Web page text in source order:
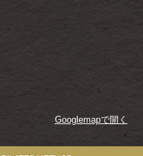
Googlemapで開く